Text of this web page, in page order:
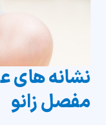
نشانه
مفصل زانو